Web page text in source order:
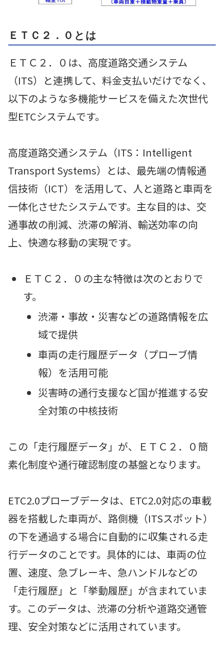
ＥＴＣ２．０とは
ＥＴＣ２．０は、高度道路交通システム
（ITS）と連携して、料金支払いだけでなく、
以下のような多機能サービスを備えた次世代
型ETCシステムです。
高度道路交通システム（ITS：Intelligent
Transport Systems）とは、最先端の情報通
信技術（ICT）を活用して、人と道路と車両を
一体化させたシステムです。主な目的は、交
通事故の削減、渋滞の解消、輸送効率の向
上、快適な移動の実現です。
ＥＴＣ２．０の主な特徴は次のとおりで
す。
渋滞・事故・災害などの道路情報を広
域で提供
車両の走行履歴データ（プローブ情
報）を活用可能
災害時の通行支援など国が推進する安
全対策の中核技術
この「走行履歴データ」が、ＥＴＣ２．０簡
素化制度や通行確認制度の基盤となります。
ETC2.0プローブデータは、ETC2.0対応の車載
器を搭載した車両が、路側機（ITSスポット）
の下を通過する場合に自動的に収集される走
行データのことです。具体的には、車両の位
置、速度、急ブレーキ、急ハンドルなどの
「走行履歴」と「挙動履歴」が含まれていま
す。このデータは、渋滞の分析や道路交通管
理、安全対策などに活用されています。